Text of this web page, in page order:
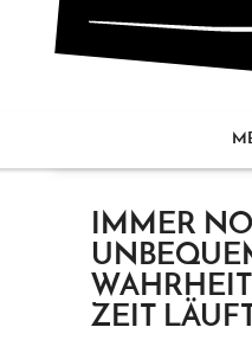
IMMER
ZEIT LÄUFT